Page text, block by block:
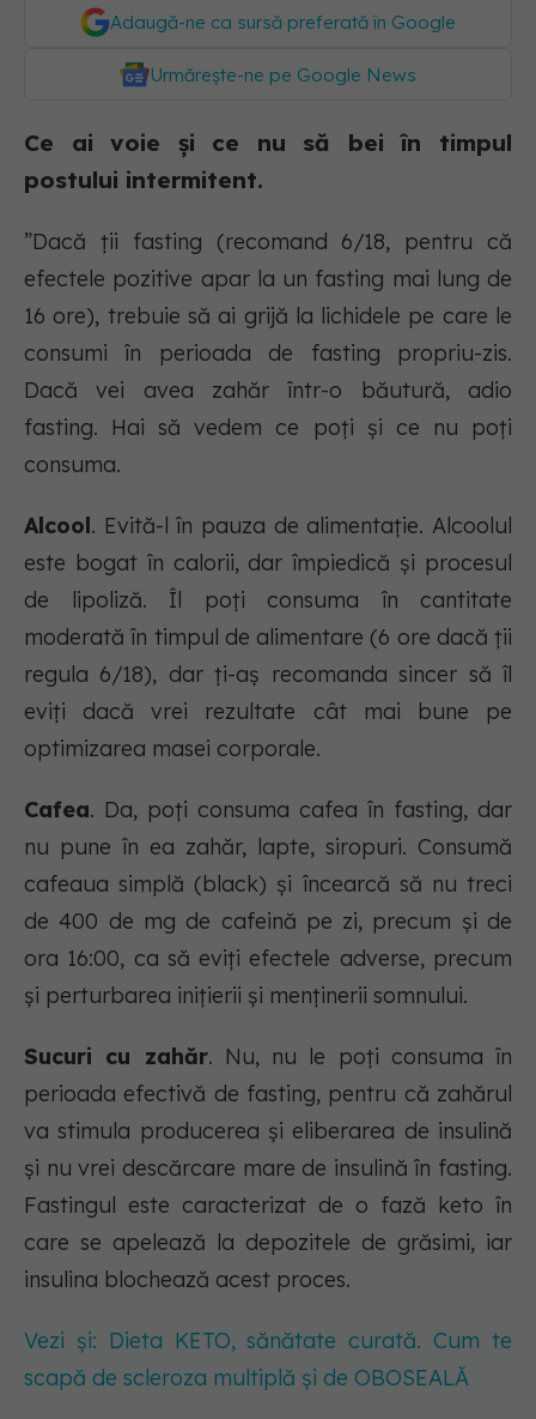
Adaugă-ne ca sursă preferată în Google
Urmărește-ne pe Google News
Ce ai voie și ce nu să bei în timpul
postului intermitent.
”Dacă ții fasting (recomand 6/18, pentru că
efectele pozitive apar la un fasting mai lung de
16 ore), trebuie să ai grijă la lichidele pe care le
consumi în perioada de fasting propriu-zis.
Dacă vei avea zahăr într-o băutură, adio
fasting. Hai să vedem ce poți și ce nu poți
consuma.
Alcool. Evită-l în pauza de alimentație. Alcoolul
este bogat în calorii, dar împiedică și procesul
de lipoliză. Îl poți consuma în cantitate
moderată în timpul de alimentare (6 ore dacă ții
regula 6/18), dar ți-aș recomanda sincer să îl
eviți dacă vrei rezultate cât mai bune pe
optimizarea masei corporale.
Cafea. Da, poți consuma cafea în fasting, dar
nu pune în ea zahăr, lapte, siropuri. Consumă
cafeaua simplă (black) și încearcă să nu treci
de 400 de mg de cafeină pe zi, precum și de
ora 16:00, ca să eviți efectele adverse, precum
și perturbarea inițierii și menținerii somnului.
Sucuri cu zahăr. Nu, nu le poți consuma în
perioada efectivă de fasting, pentru că zahărul
va stimula producerea și eliberarea de insulină
și nu vrei descărcare mare de insulină în fasting.
Fastingul este caracterizat de o fază keto în
care se apelează la depozitele de grăsimi, iar
insulina blochează acest proces.
Vezi și: Dieta KETO, sănătate curată. Cum te
scapă de scleroza multiplă și de OBOSEALĂ